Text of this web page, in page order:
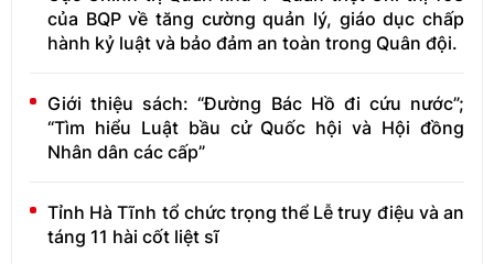
của BQP về tăng cường quản lý, giáo dục chấp
hành kỷ luật và bảo đảm an toàn trong Quân đội.
Giới thiệu sách: “Đường Bác Hồ đi cứu nước”;
“Tìm hiểu Luật bầu cử Quốc hội và Hội đồng
Nhân dân các cấp”
Tỉnh Hà Tĩnh tổ chức trọng thể Lễ truy điệu và an
táng 11 hài cốt liệt sĩ